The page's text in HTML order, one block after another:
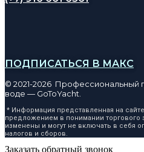
ПОДПИСАТЬСЯ В МАКС
© 2021-2026 Профессиональный
воде — GoToYacht.
* Информация представленная на
предложением в понимании торгового
изменены и могут не включать в себя
налогов и сборов.
Заказать обратный звонок